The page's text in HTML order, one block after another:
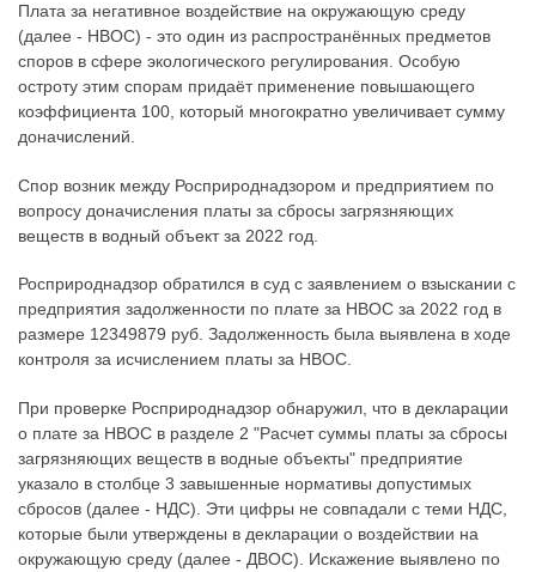
Плата за негативное воздействие на окружающую среду
(далее - НВОС) - это один из распространённых предметов
споров в сфере экологического регулирования. Особую
остроту этим спорам придаёт применение повышающего
коэффициента 100, который многократно увеличивает сумму
доначислений.
Спор возник между Росприроднадзором и предприятием по
вопросу доначисления платы за сбросы загрязняющих
веществ в водный объект за 2022 год.
Росприроднадзор обратился в суд с заявлением о взыскании с
предприятия задолженности по плате за НВОС за 2022 год в
размере 12349879 руб. Задолженность была выявлена в ходе
контроля за исчислением платы за НВОС.
При проверке Росприроднадзор обнаружил, что в декларации
о плате за НВОС в разделе 2 "Расчет суммы платы за сбросы
загрязняющих веществ в водные объекты" предприятие
указало в столбце 3 завышенные нормативы допустимых
сбросов (далее - НДС). Эти цифры не совпадали с теми НДС,
которые были утверждены в декларации о воздействии на
окружающую среду (далее - ДВОС). Искажение выявлено по